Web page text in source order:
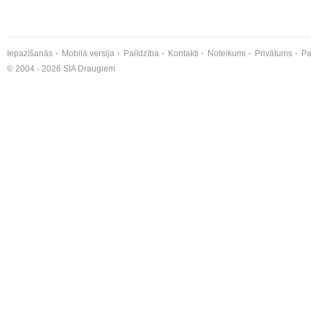
Iepazīšanās Mobilā versija Palīdzība Kontakti Noteikumi Privātums
© 2004 - 2026 SIA Draugiem